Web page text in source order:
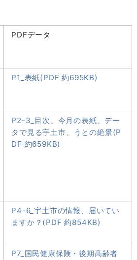
PDFデータ
P1_表紙(PDF 約695KB)
P2-3_目次、今月の表紙、デー
タで見る宇土市、うとの絶景(P
DF 約659KB)
P4-6_宇土市の情報、届いてい
ますか？(PDF 約854KB)
P7_国民健康保険・後期高齢者